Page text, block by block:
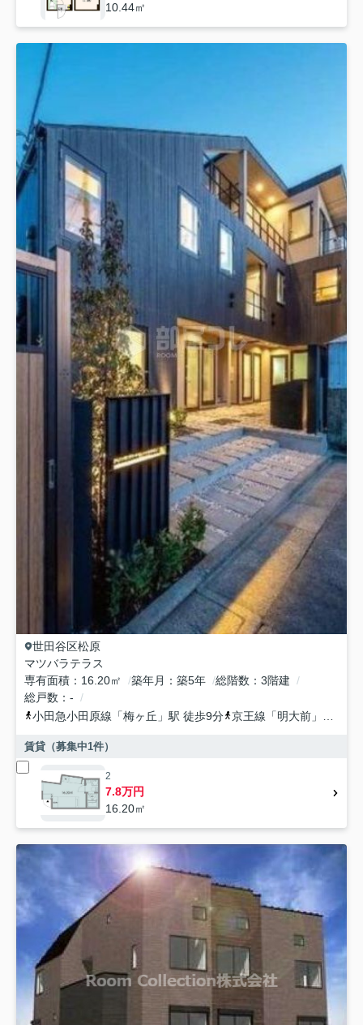
10.44㎡
世田谷区松原
マツバラテラス
専有面積
16.20㎡ 築年月 築5年 総階数
3階建
総戸数
-
小田急小田原線 「梅ヶ丘 」駅 徒歩9分 京王線 「明大前 」駅 徒歩13分
賃貸（募集中1件）
2
7.8万円
16.20㎡